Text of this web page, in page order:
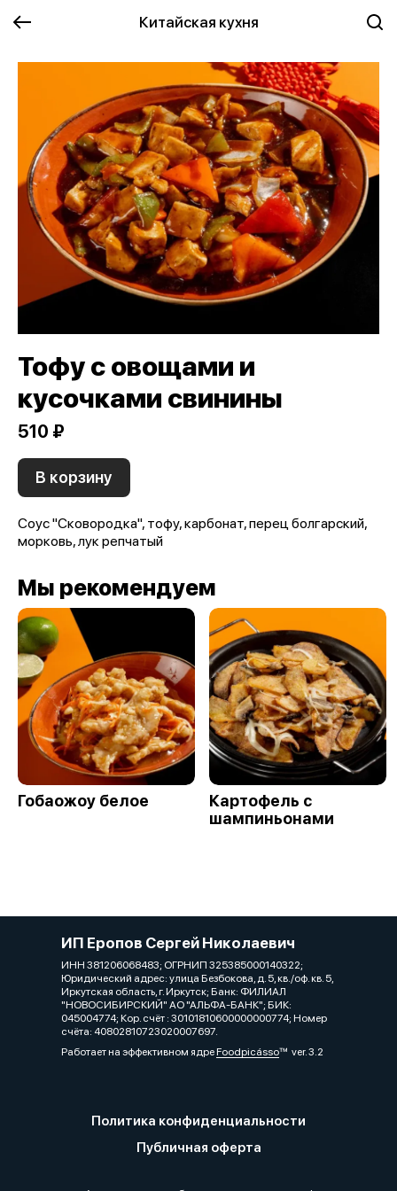
Китайская кухня
Тофу с овощами и
кусочками свинины
510 ₽
В корзину
Соус "Сковородка", тофу, карбонат, перец болгарский,
морковь, лук репчатый
Мы рекомендуем
Гобаожоу белое
Картофель с
шампиньонами
ИП Еропов Сергей Николаевич
ИНН 381206068483; ОГРНИП 325385000140322;
Юридический адрес: улица Безбокова, д. 5, кв./оф. кв. 5,
Иркутская область, г. Иркутск; Банк: ФИЛИАЛ
"НОВОСИБИРСКИЙ" АО "АЛЬФА-БАНК"; БИК:
045004774; Кор. счёт : 30101810600000000774; Номер
счёта: 40802810723020007697.
Работает на эффективном ядреFoodpicássover. 3.2
Политика конфиденциальности
Публичная оферта